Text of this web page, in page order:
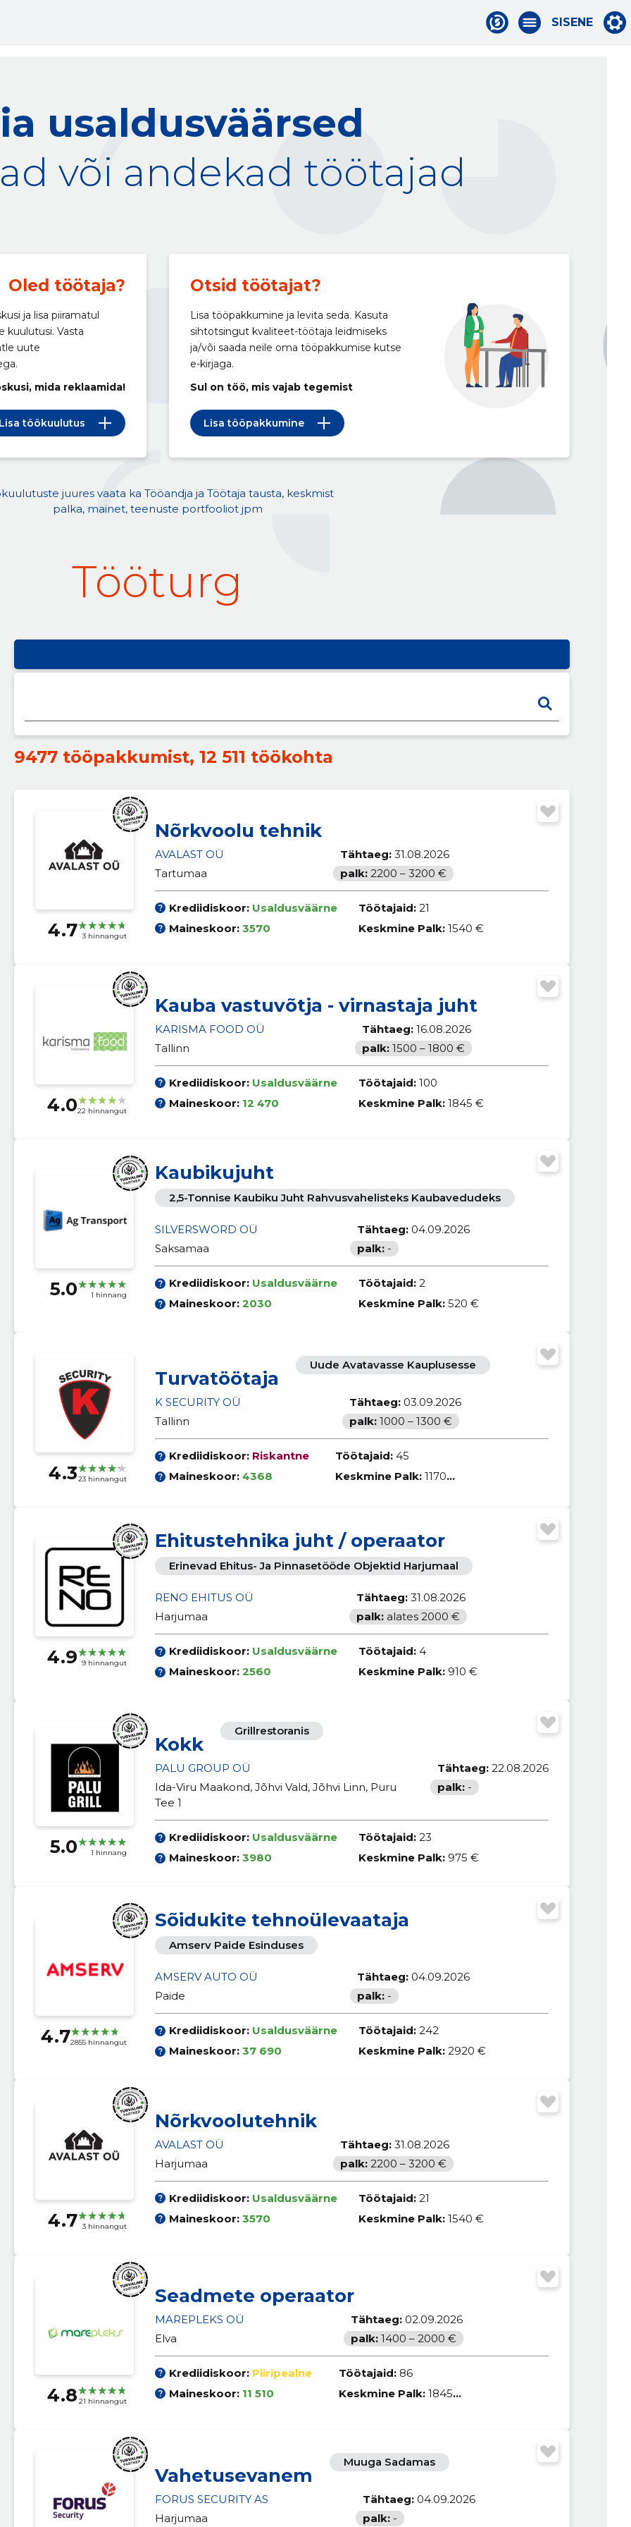
SISENE
usaldusväärsed
või andekad töötajad
Oled töötaja?
ja lisa piiramatul
kuulutusi. Vasta
uute
mida reklaamida!
Lisa töökuulutus
Otsid töötajat?
Lisa tööpakkumine ja levita seda. Kasuta
sihtotsingut kvaliteet-töötaja leidmiseks
ja/või saada neile oma tööpakkumise kutse
e-kirjaga.
Sul on töö, mis vajab tegemist
Lisa tööpakkumine
juures vaata ka Tööandja ja Töötaja tausta, keskmist
palka, mainet, teenuste portfooliot jpm
Tööturg
9477 tööpakkumist, 12 511 töökohta
4.7 3 hinnangut
Nõrkvoolu tehnik
AVALAST OÜ
Tartumaa
Tähtaeg: 31.08.2026
palk: 2200 – 3200 €
Krediidiskoor: Usaldusväärne
Maineskoor: 3570
Töötajaid: 21
Keskmine Palk: 1540 €
4.022 hinnangut
Kauba vastuvõtja - virnastaja juht
KARISMA FOOD OÜ
Tallinn
Tähtaeg:16.08.2026
palk:1500 – 1800 €
Krediidiskoor: Usaldusväärne
Maineskoor: 12 470
Töötajaid: 100
Keskmine Palk: 1845 €
5.0 1 hinnang
Kaubikujuht
2,5-Tonnise Kaubiku Juht Rahvusvahelisteks Kaubavedudeks
SILVERSWORD OÜ
Saksamaa
Tähtaeg:04.09.2026
palk: -
Krediidiskoor: Usaldusväärne
Maineskoor: 2030
Töötajaid: 2
Keskmine Palk: 520 €
4.323 hinnangut
Turvatöötaja
Uude Avatavasse Kauplusesse
K SECURITY OÜ
Tallinn
Tähtaeg: 03.09.2026
palk: 1000 – 1300 €
Krediidiskoor: Riskantne
Maineskoor: 4368
Töötajaid:45
Keskmine Palk:1170 €
4.9 9 hinnangut
Ehitustehnika juht / operaator
Erinevad Ehitus- Ja Pinnasetööde Objektid Harjumaal
RENO EHITUS OÜ
Harjumaa
Tähtaeg: 31.08.2026
palk: alates 2000 €
Krediidiskoor: Usaldusväärne
Maineskoor: 2560
Töötajaid: 4
Keskmine Palk: 910 €
5.0 1 hinnang
Kokk
Grillrestoranis
PALU GROUP OÜ
Ida-Viru Maakond, Jõhvi Vald, Jõhvi Linn, Puru
Tee 1
Tähtaeg: 22.08.2026
palk: -
Krediidiskoor: Usaldusväärne
Maineskoor: 3980
Töötajaid: 23
Keskmine Palk: 975 €
4.72855 hinnangut
Sõidukite tehnoülevaataja
Amserv Paide Esinduses
AMSERV AUTO OÜ
Paide
Tähtaeg:04.09.2026
palk: -
Krediidiskoor: Usaldusväärne
Maineskoor: 37 690
Töötajaid: 242
Keskmine Palk: 2920 €
4.7 3 hinnangut
Nõrkvoolutehnik
AVALAST OÜ
Harjumaa
Tähtaeg: 31.08.2026
palk: 2200 – 3200 €
Krediidiskoor: Usaldusväärne
Maineskoor: 3570
Töötajaid: 21
Keskmine Palk: 1540 €
4.8 21 hinnangut
Seadmete operaator
MAREPLEKS OÜ
Elva
Tähtaeg: 02.09.2026
palk: 1400 – 2000 €
Krediidiskoor: Piiripealne
Maineskoor: 11 510
Töötajaid: 86
Keskmine Palk:1845 €
Vahetusevanem
Muuga Sadamas
FORUS SECURITY AS
Harjumaa
Tähtaeg: 04.09.2026
palk: -